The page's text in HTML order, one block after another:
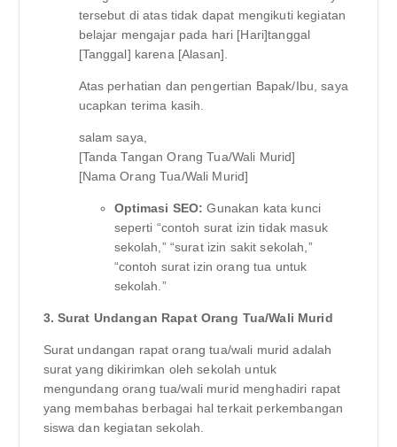
tersebut di atas tidak dapat mengikuti kegiatan
belajar mengajar pada hari [Hari]tanggal
[Tanggal] karena [Alasan].
Atas perhatian dan pengertian Bapak/Ibu, saya
ucapkan terima kasih.
salam saya,
[Tanda Tangan Orang Tua/Wali Murid]
[Nama Orang Tua/Wali Murid]
Optimasi SEO: Gunakan kata kunci
seperti “contoh surat izin tidak masuk
sekolah,” “surat izin sakit sekolah,”
“contoh surat izin orang tua untuk
sekolah.”
3. Surat Undangan Rapat Orang Tua/Wali Murid
Surat undangan rapat orang tua/wali murid adalah
surat yang dikirimkan oleh sekolah untuk
mengundang orang tua/wali murid menghadiri rapat
yang membahas berbagai hal terkait perkembangan
siswa dan kegiatan sekolah.